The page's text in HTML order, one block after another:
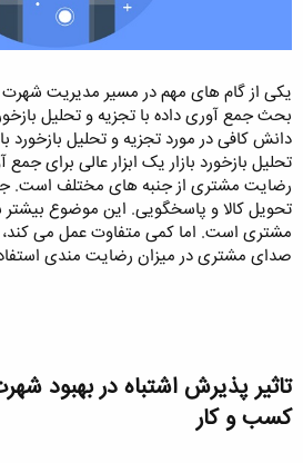
یکی از گام های مهم در مسیر مدیریت شهرت
بحث جمع آوری داده با تجزیه و تحلیل
دانش کافی در مورد تجزیه و تحلیل بازخورد
تحلیل بازخورد بازار یک ابزار عالی برای
رضایت مشتری از جنبه های مختلف است.
تحویل کالا و پاسخگویی. این موضوع
مشتری است. اما کمی متفاوت عمل می کند،
صدای مشتری در میزان رضایت مندی
تاثیر پذیرش اشتباه در بهبود
کسب و کار​